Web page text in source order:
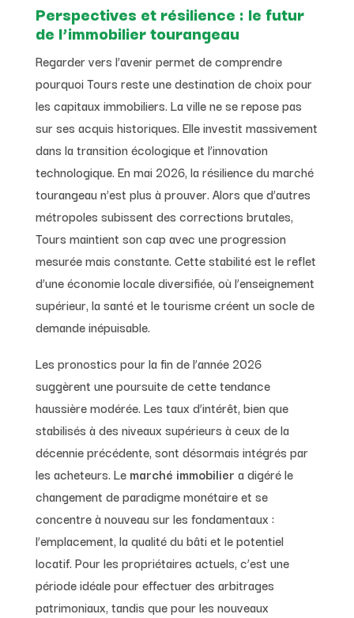
Perspectives et résilience : le futur
de l’immobilier tourangeau
Regarder vers l’avenir permet de comprendre
pourquoi Tours reste une destination de choix pour
les capitaux immobiliers. La ville ne se repose pas
sur ses acquis historiques. Elle investit massivement
dans la transition écologique et l’innovation
technologique. En mai 2026, la résilience du marché
tourangeau n’est plus à prouver. Alors que d’autres
métropoles subissent des corrections brutales,
Tours maintient son cap avec une progression
mesurée mais constante. Cette stabilité est le reflet
d’une économie locale diversifiée, où l’enseignement
supérieur, la santé et le tourisme créent un socle de
demande inépuisable.
Les pronostics pour la fin de l’année 2026
suggèrent une poursuite de cette tendance
haussière modérée. Les taux d’intérêt, bien que
stabilisés à des niveaux supérieurs à ceux de la
décennie précédente, sont désormais intégrés par
les acheteurs. Le marché immobilier a digéré le
changement de paradigme monétaire et se
concentre à nouveau sur les fondamentaux :
l’emplacement, la qualité du bâti et le potentiel
locatif. Pour les propriétaires actuels, c’est une
période idéale pour effectuer des arbitrages
patrimoniaux, tandis que pour les nouveaux